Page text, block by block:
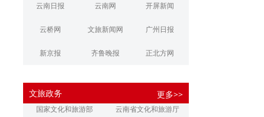
云南日报 云南网 开屏新闻
云桥网 文旅新闻网 广州日报
新京报 齐鲁晚报 正北方网
江南都市报 潇湘晨报
文旅政务 更多>>
国家文化和旅游部 云南省文化和旅游厅